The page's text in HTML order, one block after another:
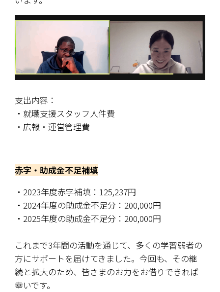
支出内容：
・就職支援スタッフ人件費
・広報・運営管理費
赤字・助成金不足補填
・2023年度赤字補填：125,237円
・2024年度の助成金不足分：200,000円
・2025年度の助成金不足分：200,000円
これまで3年間の活動を通じて、多くの学習弱者の
方にサポートを届けてきました。今回も、その継
続と拡大のため、皆さまのお力をお借りできれば
幸いです。